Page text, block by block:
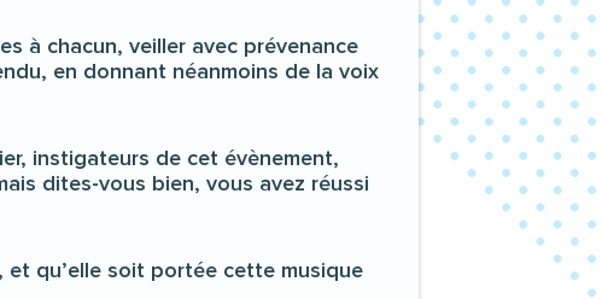
à chacun, veiller avec prévenance
en donnant néanmoins de la voix
instigateurs de cet évènement,
dites-vous bien, vous avez réussi
et qu’elle soit portée cette musique